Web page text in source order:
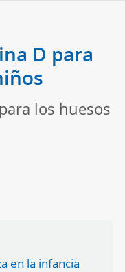
D para
los huesos
en la infancia